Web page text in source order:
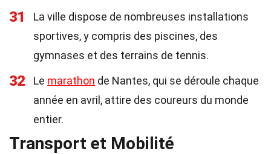
31
La ville dispose de nombreuses installations
sportives, y compris des piscines, des
gymnases et des terrains de tennis.
32 Le marathon de Nantes, qui se déroule chaque
année en avril, attire des coureurs du monde
entier.
Transport et Mobilité